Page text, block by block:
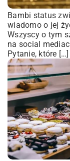
Bambi status
wiadomo o jej
Wszyscy o tym
na social
Pytanie, które […]